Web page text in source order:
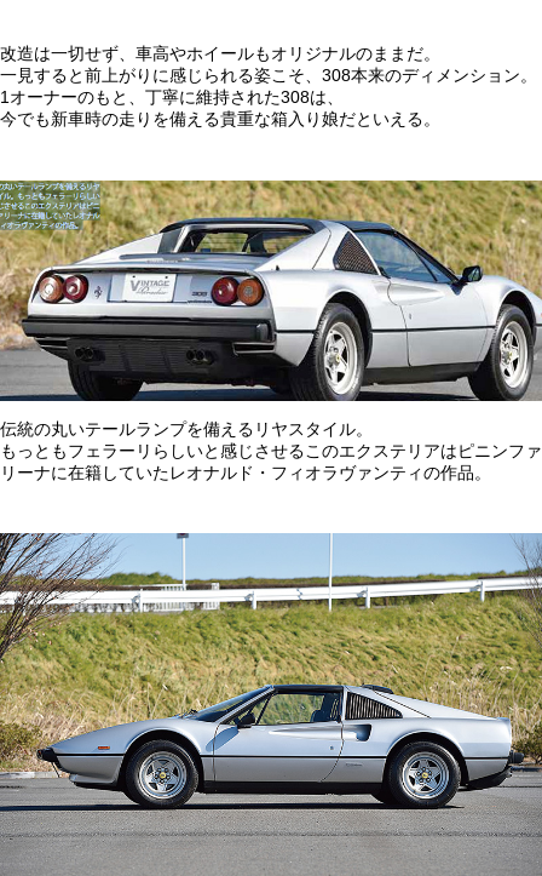
改造は一切せず、車高やホイールもオリジナルのままだ。
一見すると前上がりに感じられる姿こそ、308本来のディメンション。
1オーナーのもと、丁寧に維持された308は、
今でも新車時の走りを備える貴重な箱入り娘だといえる。
伝統の丸いテールランプを備えるリヤスタイル。
もっともフェラーリらしいと感じさせるこのエクステリアはピニンファ
リーナに在籍していたレオナルド・フィオラヴァンティの作品。